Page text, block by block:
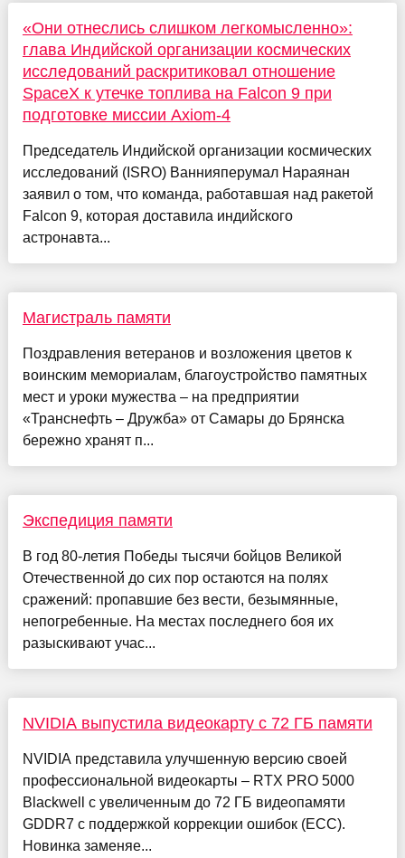
«Они отнеслись слишком легкомысленно»:
глава Индийской организации космических
исследований раскритиковал отношение
SpaceX к утечке топлива на Falcon 9 при
подготовке миссии Axiom-4
Председатель Индийской организации космических
исследований (ISRO) Ваннияперумал Нараянан
заявил о том, что команда, работавшая над ракетой
Falcon 9, которая доставила индийского
астронавта...
Магистраль памяти
Поздравления ветеранов и возложения цветов к
воинским мемориалам, благоустройство памятных
мест и уроки мужества – на предприятии
«Транснефть – Дружба» от Самары до Брянска
бережно хранят п...
Экспедиция памяти
В год 80-летия Победы тысячи бойцов Великой
Отечественной до сих пор остаются на полях
сражений: пропавшие без вести, безымянные,
непогребенные. На местах последнего боя их
разыскивают учас...
NVIDIA выпустила видеокарту с 72 ГБ памяти
NVIDIA представила улучшенную версию своей
профессиональной видеокарты – RTX PRO 5000
Blackwell с увеличенным до 72 ГБ видеопамяти
GDDR7 с поддержкой коррекции ошибок (ECC).
Новинка заменяе...